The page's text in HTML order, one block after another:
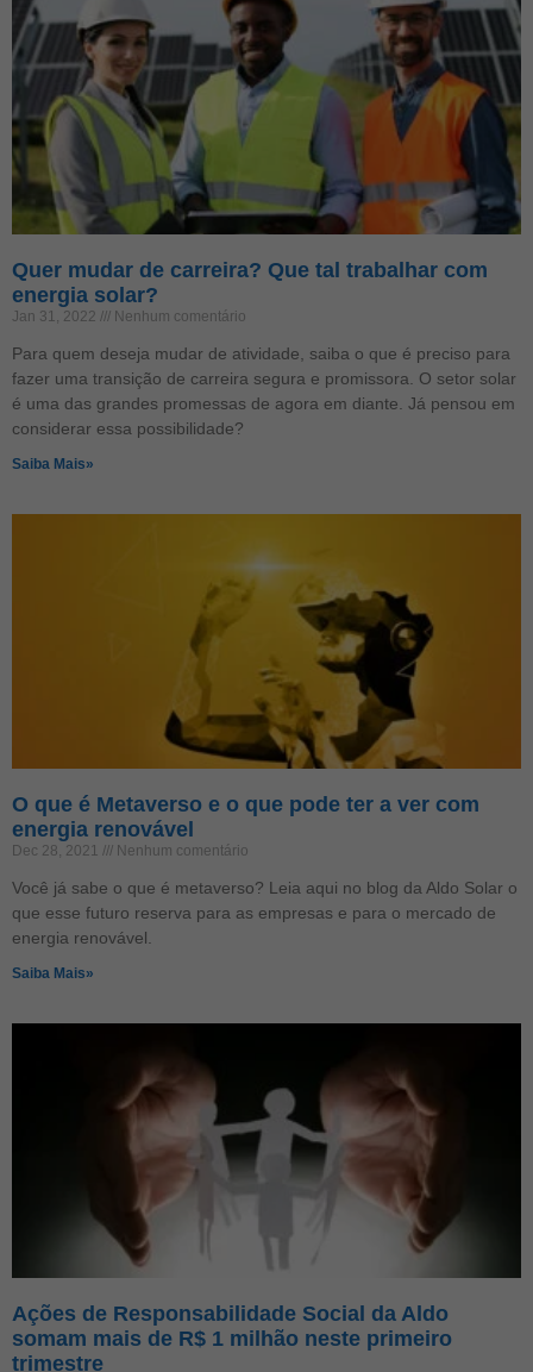
Quer mudar de carreira? Que tal trabalhar com
energia solar?
Jan 31, 2022 Nenhum comentário
Para quem deseja mudar de atividade, saiba o que é preciso para
fazer uma transição de carreira segura e promissora. O setor solar
é uma das grandes promessas de agora em diante. Já pensou em
considerar essa possibilidade?
Saiba Mais»
O que é Metaverso e o que pode ter a ver com
energia renovável
Dec 28, 2021 Nenhum comentário
Você já sabe o que é metaverso? Leia aqui no blog da Aldo Solar o
que esse futuro reserva para as empresas e para o mercado de
energia renovável.
Saiba Mais»
Ações de Responsabilidade Social da Aldo
somam mais de R$ 1 milhão neste primeiro
trimestre